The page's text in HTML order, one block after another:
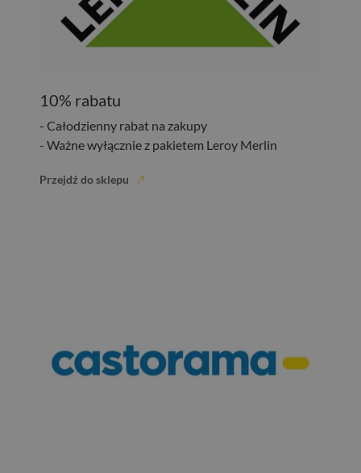
10% rabatu
- Całodzienny rabat na zakupy
- Ważne wyłącznie z pakietem Leroy Merlin
Przejdź do sklepu